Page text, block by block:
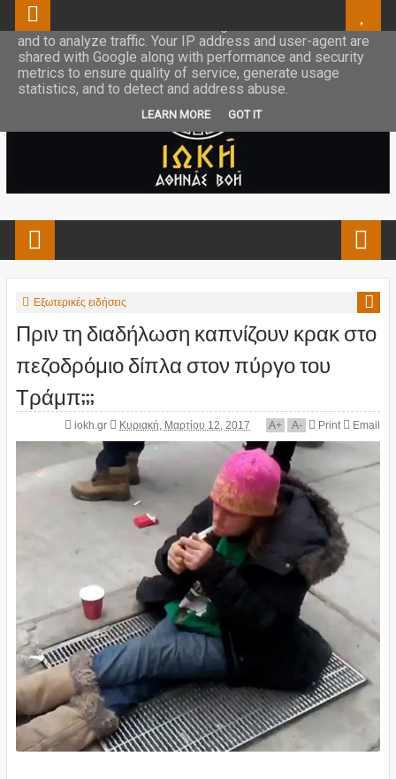
Εξωτερικές ειδήσεις
Πριν τη διαδήλωση καπνίζουν κρακ στο
πεζοδρόμιο δίπλα στον πύργο του
Τράμπ;;;
iokh.gr Κυριακή, Μαρτίου 12, 2017 A+ A- Print Email
This site uses cookies from Google to deliver its services
and to analyze traffic. Your IP address and user-agent are
shared with Google along with performance and security
metrics to ensure quality of service, generate usage
statistics, and to detect and address abuse.
LEARN MORE GOT IT